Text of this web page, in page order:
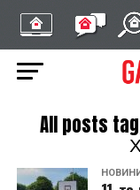
All posts